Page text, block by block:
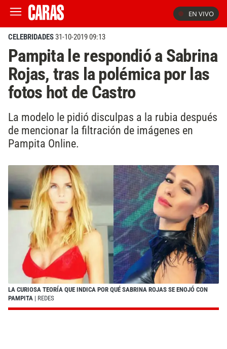
EN VIVO
CELEBRIDADES31-10-2019 09:13
Pampita le respondió a Sabrina
Rojas, tras la polémica por las
fotos hot de Castro
La modelo le pidió disculpas a la rubia después
de mencionar la filtración de imágenes en
Pampita Online.
LA CURIOSA TEORÍA QUE INDICA POR QUÉ SABRINA ROJAS SE ENOJÓ CON
PAMPITA | REDES